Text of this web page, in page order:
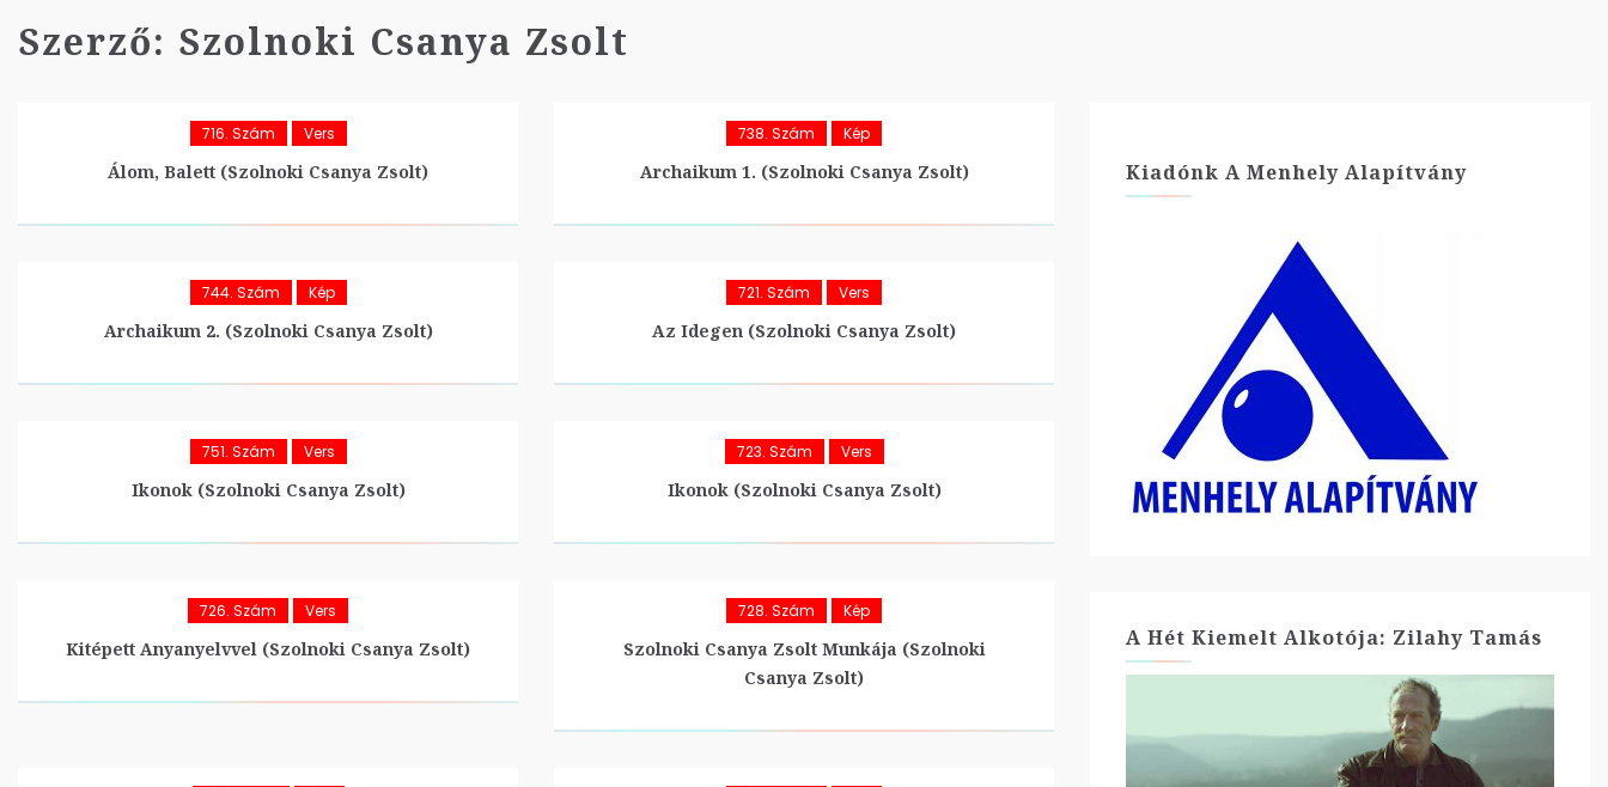
Szerző: Szolnoki Csanya Zsolt
716. Szám Vers
Álom, Balett (Szolnoki Csanya Zsolt)
738. Szám Kép
Archaikum 1. (Szolnoki Csanya Zsolt)
744. Szám Kép
Archaikum 2. (Szolnoki Csanya Zsolt)
721. Szám Vers
Az Idegen (Szolnoki Csanya Zsolt)
751. Szám Vers
Ikonok (Szolnoki Csanya Zsolt)
723. Szám Vers
Ikonok (Szolnoki Csanya Zsolt)
726. Szám Vers
Kitépett Anyanyelvvel (Szolnoki Csanya Zsolt)
728. Szám Kép
Szolnoki Csanya Zsolt Munkája (Szolnoki
Csanya Zsolt)
Kiadónk A Menhely Alapítvány
A Hét Kiemelt Alkotója: Zilahy Tamás